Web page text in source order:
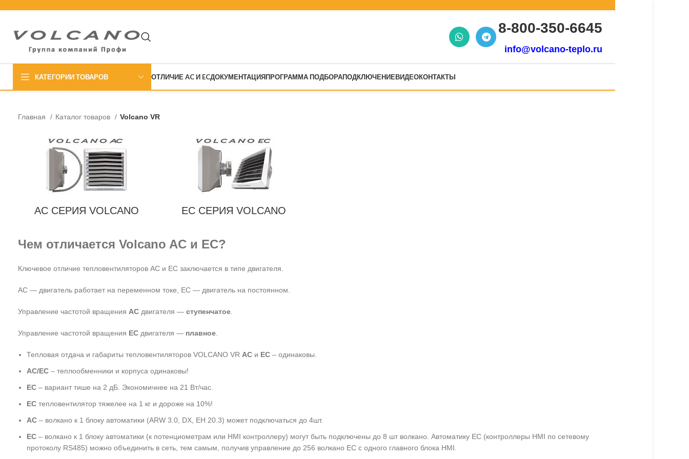
8-800-350-6645
info@volcano-teplo.ru
КАТЕГОРИИ ТОВАРОВ ОТЛИЧИЕ AC И ECДОКУМЕНТАЦИЯПРОГРАММА ПОДБОРАПОДКЛЮЧЕНИЕВИДЕОКОНТАКТЫ
Главная Каталог товаров Volcano VR
AC СЕРИЯ VOLCANO EC СЕРИЯ VOLCANO
Чем отличается Volcano AC и EC?
Ключевое отличие тепловентиляторов AC и EC заключается в типе двигателя.
AC — двигатель работает на переменном токе, EC — двигатель на постоянном.
Управление частотой вращения AC двигателя — ступенчатое
Управление частотой вращения EC двигателя — плавное
Тепловая отдача и габариты тепловентиляторов VOLCANO VR АС и ЕС – одинаковы.
AC/EC – теплообменники и корпуса одинаковы!
EC – вариант тише на 2 дБ. Экономичнее на 21 Вт/час.
ЕС тепловентилятор тяжелее на 1 кг и дороже на 10%!
АС – волкано к 1 блоку автоматики (ARW 3.0, DX, EH 20.3) может подключаться до 4шт.
ЕС – волкано к 1 блоку автоматики (к потенциометрам или HMI контроллеру) могут быть подключены до 8 шт волкано. Автоматику ЕС (контроллеры HMI по сетевому
протоколу RS485) можно объединить в сеть, тем самым, получив управление до 256 волкано ЕС с одного главного блока HMI.